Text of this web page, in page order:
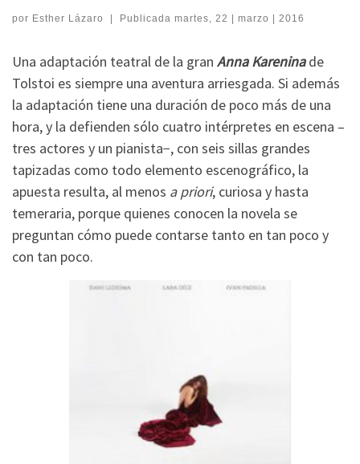
por Esther Lázaro | Publicada martes, 22 | marzo | 2016
Una adaptación teatral de la gran Anna Karenina de
Tolstoi es siempre una aventura arriesgada. Si además
la adaptación tiene una duración de poco más de una
hora, y la defienden sólo cuatro intérpretes en escena –
tres actores y un pianista−, con seis sillas grandes
tapizadas como todo elemento escenográfico, la
apuesta resulta, al menos a priori, curiosa y hasta
temeraria, porque quienes conocen la novela se
preguntan cómo puede contarse tanto en tan poco y
con tan poco.